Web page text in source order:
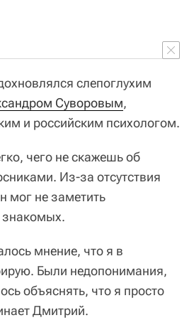
слепоглухим
Суворовым,
и российским психологом.
чего не скажешь об
Из-за отсутствия
мог не заметить
мнение, что я в
Были недопонимания,
объяснять, что я просто
Дмитрий.